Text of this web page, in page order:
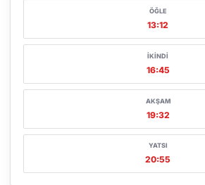
ÖĞLE
13:12
İKINDI
16:45
AKŞAM
19:32
YATSI
20:55